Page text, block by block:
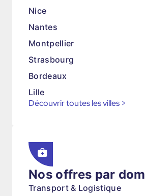
Nice
Nantes
Montpellier
Strasbourg
Bordeaux
Lille
Découvrir toutes les villes >
Nos offres par
Transport & Logistique